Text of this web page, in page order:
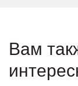
Вам